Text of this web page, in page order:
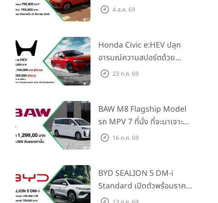
วิสัยทัศน์ “Drive Your
4 ส.ค. 69
Honda Civic e:HEV ปลุก
อารมณ์ความสปอร์ตด้วย
Honda S+ Shift ครั้งแรกใน
Traffic Monitor เพียงจอง
ภายใน 31 ก.ค. 2569 รับบัตร
น้ำมันมูลค่า 10,000 บาท
23 ก.ค. 69
BAW M8 Flagship Model
รถ MPV 7 ที่นั่ง ที่จะมาเจาะ
ตลาดครอบครัวและองค์กรยุค
แรก)
16 ก.ค. 69
BYD SEALION 5 DM-i
Standard เปิดตัวพร้อมราคา
คาดการณ์ 699,900 บาท รุ่น